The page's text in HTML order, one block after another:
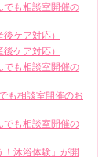
でも相談室開催の
ケア対応）
ケア対応）
でも相談室開催の
も相談室開催のお
でも相談室開催の
沐浴体験」が開